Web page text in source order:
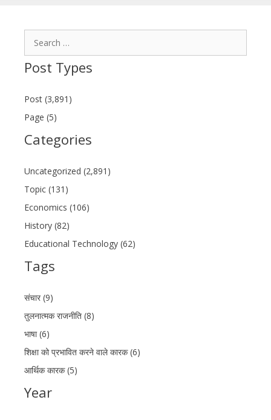
Post Types
Post (3,891)
Page (5)
Categories
Uncategorized (2,891)
Topic (131)
Economics (106)
History (82)
Educational Technology (62)
Tags
संचार (9)
तुलनात्मक राजनीति (8)
भाषा (6)
शिक्षा को प्रभावित करने वाले कारक (6)
आर्थिक कारक (5)
Year